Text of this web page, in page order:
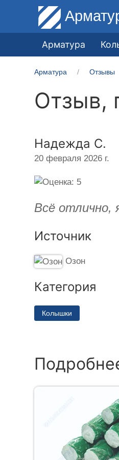
Арматура
Арматура Отзывы
Отзыв,
Надежда С.
20 февраля 2026 г.
Всё отлично,
Источник
Озон
Категория
Колышки